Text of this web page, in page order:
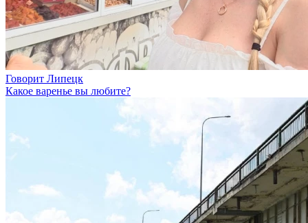
Говорит Липецк
Какое варенье вы любите?